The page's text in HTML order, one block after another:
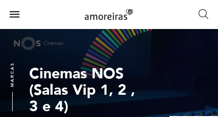
main
content
Home
Menu
Cinemas NOS
(Salas Vip 1, 2 ,
3 e 4)
MARCAS